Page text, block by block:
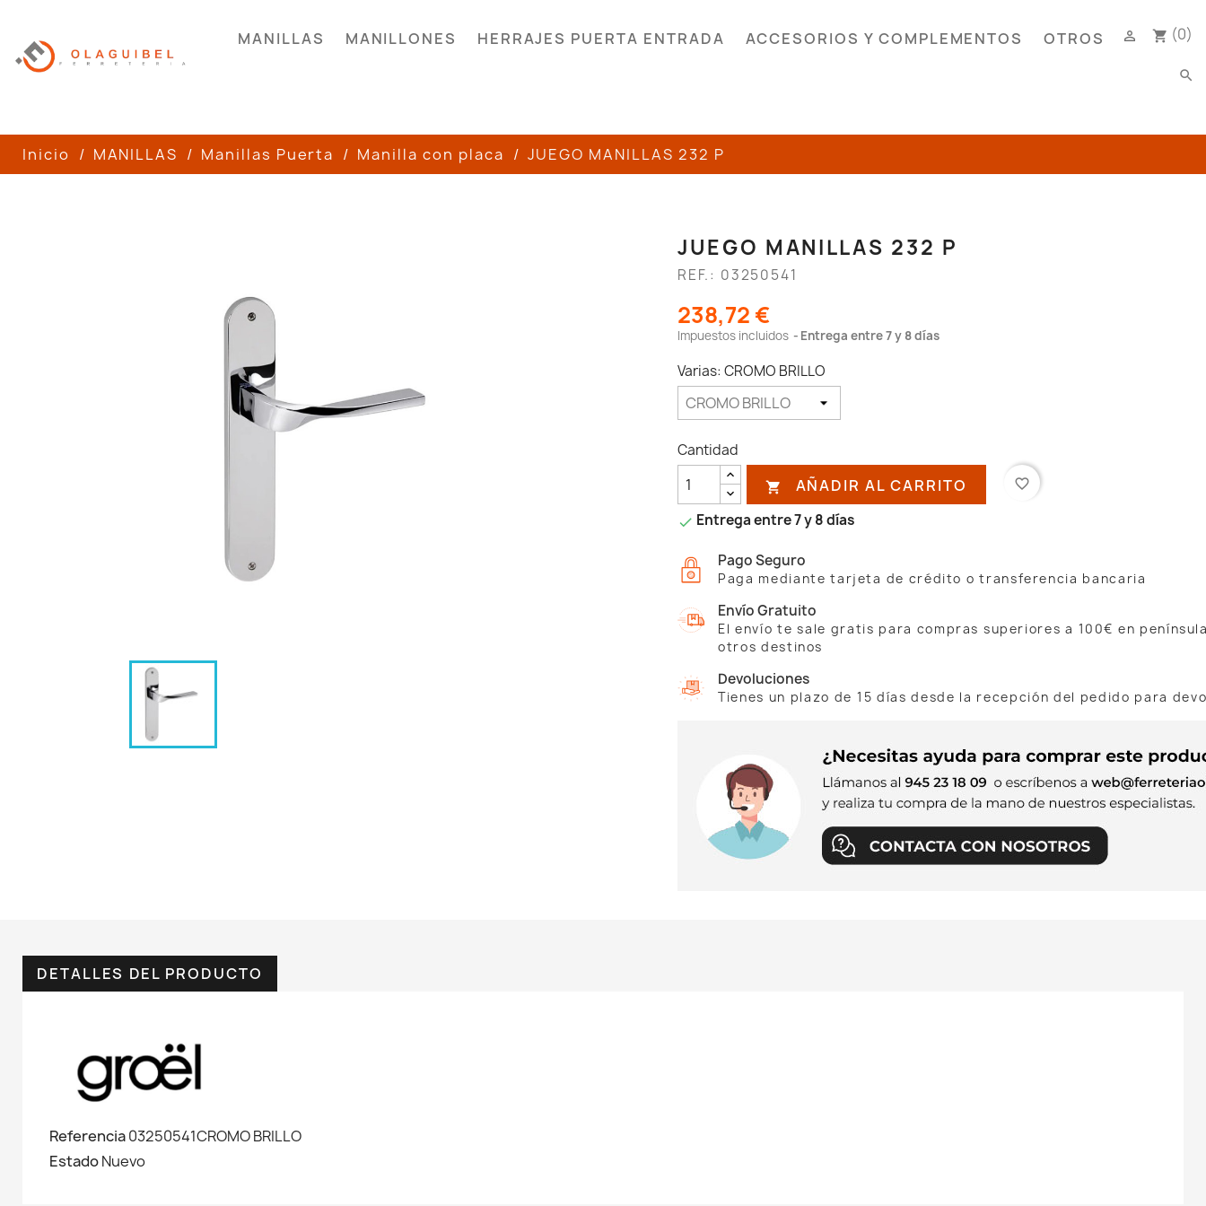
MANILLAS MANILLONES HERRAJES PUERTA ENTRADA ACCESORIOS Y COMPLEMENTOS OTROS shopping_cart (0)

search
Inicio MANILLAS Manillas Puerta Manilla con placa JUEGO MANILLAS 232 P
JUEGO MANILLAS 232 P
REF.: 03250541
238,72 €
Impuestos incluidos Entrega entre 7 y 8 días
Varias: CROMO BRILLO
Cantidad
 AÑADIR AL CARRITO favorite_border
 Entrega entre 7 y 8 días
Pago Seguro
Paga mediante tarjeta de crédito o transferencia bancaria
Envío Gratuito
El envío te sale gratis para compras superiores a 100€ en
otros destinos
Devoluciones
Tienes un plazo de 15 días desde la recepción del pedido para
DETALLES DEL PRODUCTO
Referencia03250541CROMO BRILLO
EstadoNuevo